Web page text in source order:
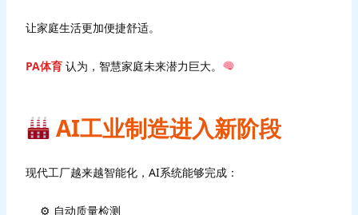
让家庭生活更加便捷舒适。
PA体育认为，智慧家庭未来潜力巨大。
AI工业制造进入新阶段
现代工厂越来越智能化，AI系统能够完成：
⚙ 自动质量检测